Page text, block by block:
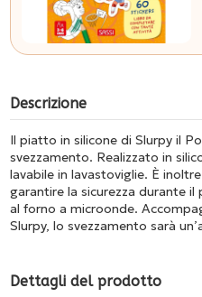
Descrizione
Il piatto in silicone di Slurpy il
svezzamento. Realizzato in
lavabile in lavastoviglie. È
garantire la sicurezza durante
al forno a microonde.
Slurpy, lo svezzamento sarà
Dettagli del prodotto